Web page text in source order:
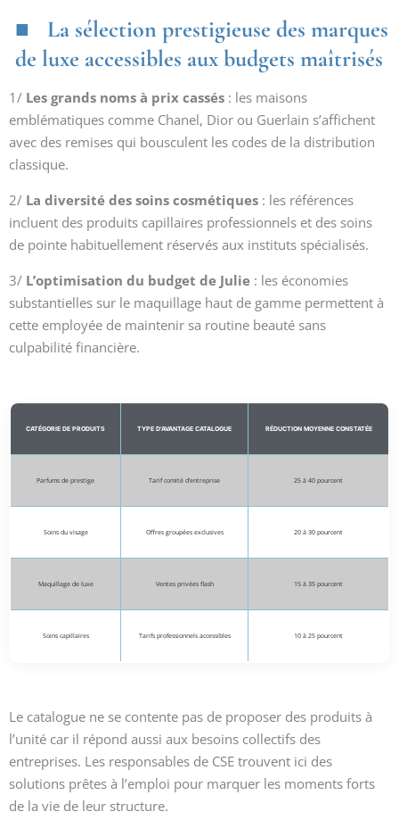
La sélection prestigieuse des marques
de luxe accessibles aux budgets maîtrisés
1/ Les grands noms à prix cassés : les maisons
emblématiques comme Chanel, Dior ou Guerlain s’affichent
avec des remises qui bousculent les codes de la distribution
classique.
2/ La diversité des soins cosmétiques : les références
incluent des produits capillaires professionnels et des soins
de pointe habituellement réservés aux instituts spécialisés.
3/ L’optimisation du budget de Julie : les économies
substantielles sur le maquillage haut de gamme permettent à
cette employée de maintenir sa routine beauté sans
culpabilité financière.
CATÉGORIE DE PRODUITS TYPE D’AVANTAGE CATALOGUE RÉDUCTION MOYENNE CONSTATÉE
Parfums de prestige Tarif comité d’entreprise 25 à 40 pourcent
Soins du visage Offres groupées exclusives 20 à 30 pourcent
Maquillage de luxe Ventes privées flash 15 à 35 pourcent
Soins capillaires Tarifs professionnels accessibles 10 à 25 pourcent
Le catalogue ne se contente pas de proposer des produits à
l’unité car il répond aussi aux besoins collectifs des
entreprises. Les responsables de CSE trouvent ici des
solutions prêtes à l’emploi pour marquer les moments forts
de la vie de leur structure.